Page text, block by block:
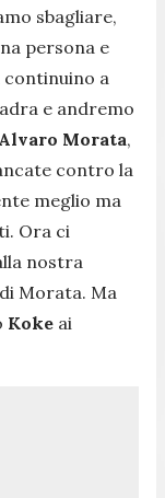
sbagliare,
persona e
a
e andremo
Alvaro Morata,
contro la
meglio ma
Ora ci
nostra
Morata. Ma
Koke ai